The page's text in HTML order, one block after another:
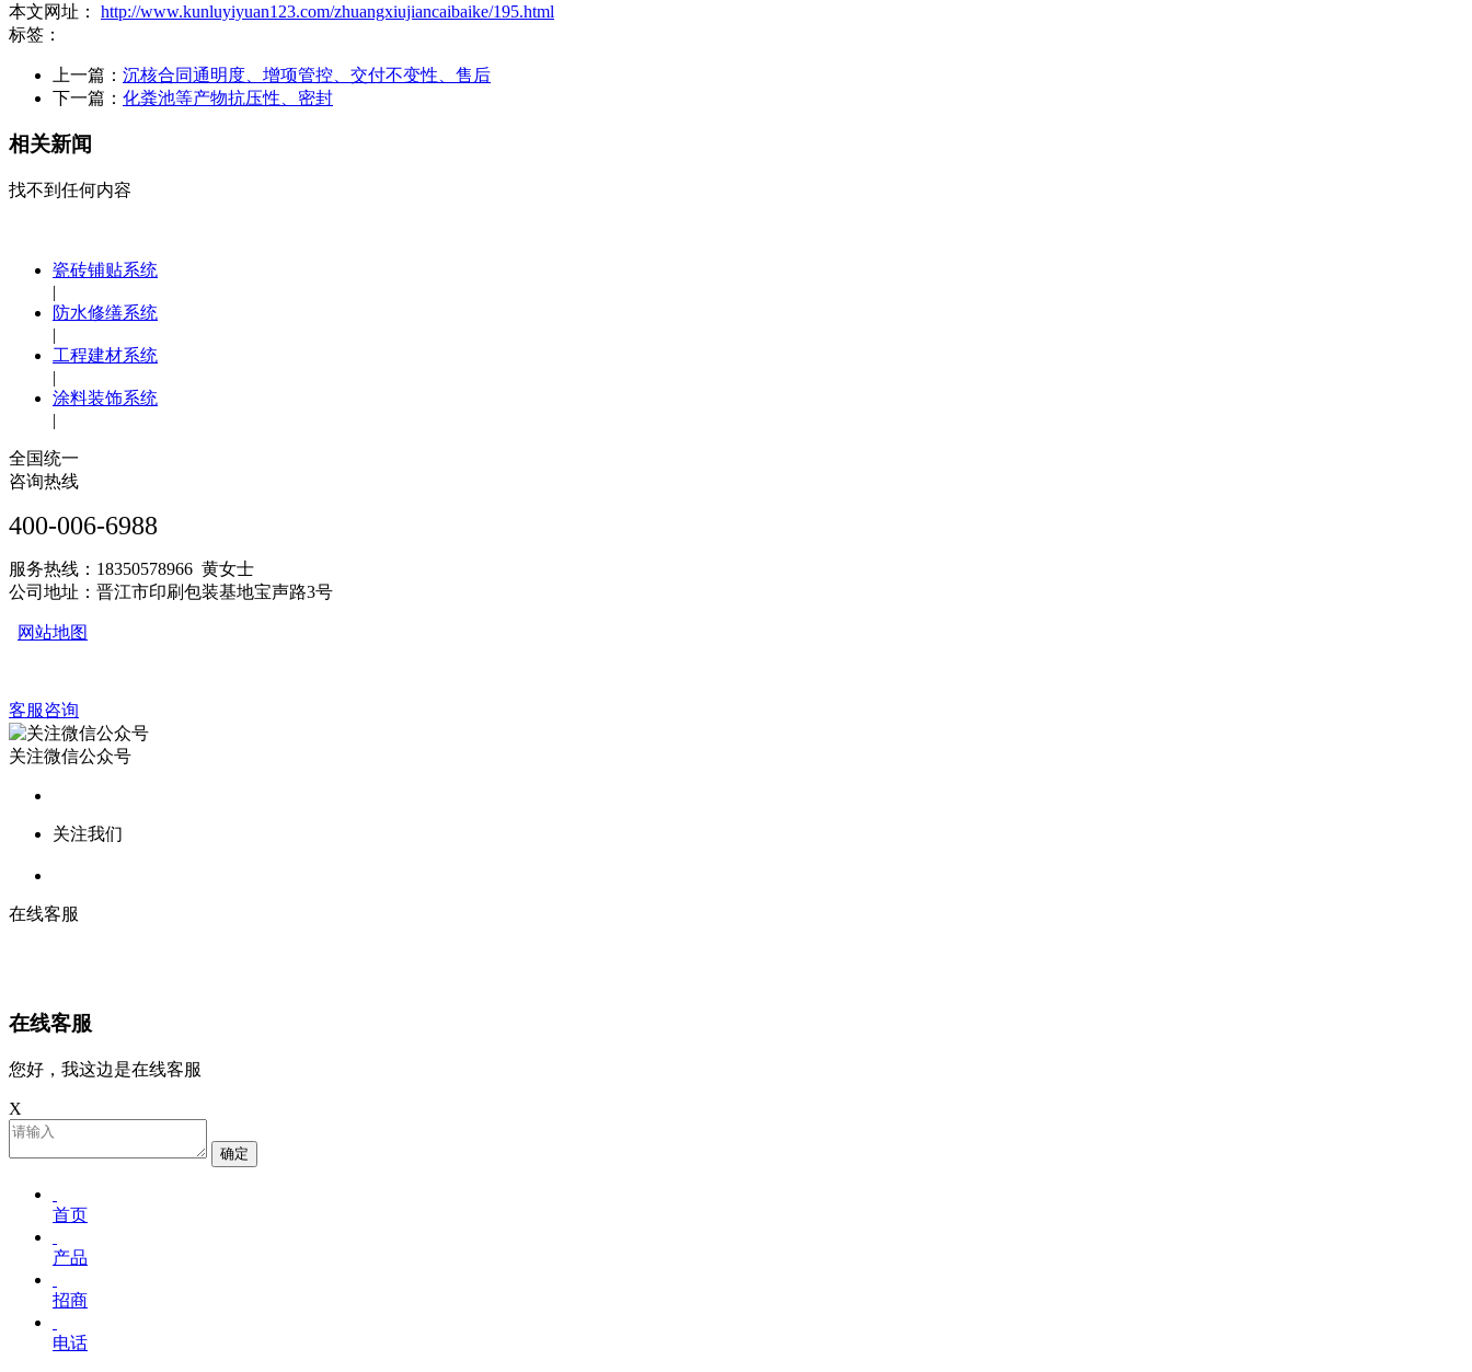
本文网址： http://www.kunluyiyuan123.com/zhuangxiujiancaibaike/195.html
标签：
上一篇： 沉核合同通明度、增项管控、交付不变性、售后
下一篇： 化粪池等产物抗压性、密封
相关新闻
找不到任何内容
瓷砖铺贴系统
|
防水修缮系统
|
工程建材系统
|
涂料装饰系统
|
全国统一
咨询热线
400-006-6988
服务热线：18350578966 黄女士
公司地址：晋江市印刷包装基地宝声路3号
网站地图
客服咨询
关注微信公众号
关注我们
在线客服
在线客服
您好，我这边是在线客服
X
确定
首页
产品
招商
电话